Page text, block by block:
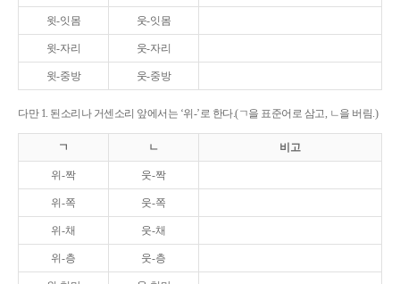
윗-잇몸 웃-잇몸
윗-자리 웃-자리
윗-중방 웃-중방
다만 1. 된소리나 거센소리 앞에서는 ‘위-’로 한다.(ㄱ을 표준어로 삼고, ㄴ을 버림.)
ㄱ ㄴ 비고
위-짝 웃-짝
위-쪽 웃-쪽
위-채 웃-채
위-층 웃-층